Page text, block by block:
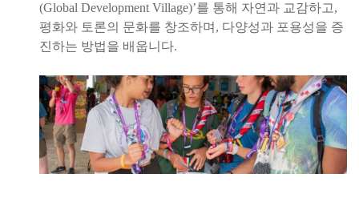
(Global Development Village)’를 통해 자연과 교감하고,
평화와 토론의 문화를 창조하며, 다양성과 포용성을 증
진하는 방법을 배웁니다.